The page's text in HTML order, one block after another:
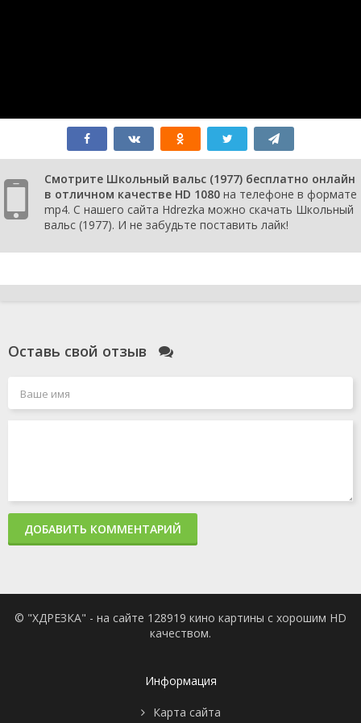
Смотрите Школьный вальс (1977) бесплатно онлайн
в отличном качестве HD 1080 на телефоне в формате
mp4. С нашего сайта Hdrezka можно скачать Школьный
вальс (1977). И не забудьте поставить лайк!
Оставь свой отзыв
ДОБАВИТЬ КОММЕНТАРИЙ
© "ХДРЕЗКА" - на сайте 128919 кино картины с хорошим HD
качеством.
Информация
Карта сайта